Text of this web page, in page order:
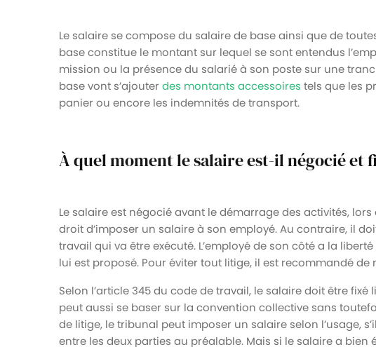
Le salaire se compose du salaire de base ainsi que de
base constitue le montant sur lequel se sont entendus
mission ou la présence du salarié à son poste sur une
base vont s’ajouterdes montants accessoires tels que les
panier ou encore les indemnités de transport.
À quel moment le salaire est-il négocié et
Le salaire est négocié avant le démarrage des activités, lors
droit d’imposer un salaire à son employé. Au contraire, il
travail qui va être exécuté. L’employé de son côté a la
lui est proposé. Pour éviter tout litige, il est recommandé
Selon l’article 345 du code de travail, le salaire doit être
peut aussi se baser sur la convention collective sans
de litige, le tribunal peut imposer un salaire selon l’usage,
entre les deux parties au préalable. Mais si le salaire a bien